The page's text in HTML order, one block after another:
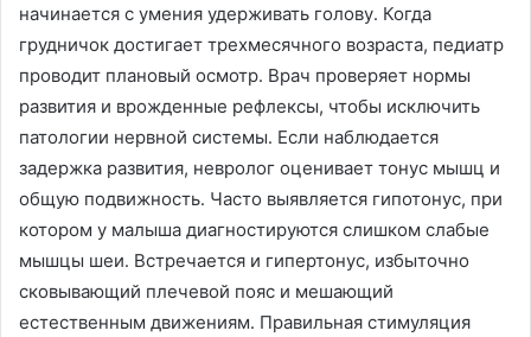
начинается с умения удерживать голову․ Когда
грудничок достигает трехмесячного возраста, педиатр
проводит плановый осмотр․ Врач проверяет нормы
развития и врожденные рефлексы, чтобы исключить
патологии нервной системы․ Если наблюдается
задержка развития, невролог оценивает тонус мышц и
общую подвижность․ Часто выявляется гипотонус, при
котором у малыша диагностируются слишком слабые
мышцы шеи․ Встречается и гипертонус, избыточно
сковывающий плечевой пояс и мешающий
естественным движениям․ Правильная стимуляция